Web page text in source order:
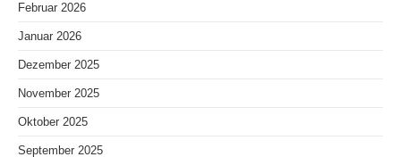
Februar 2026
Januar 2026
Dezember 2025
November 2025
Oktober 2025
September 2025